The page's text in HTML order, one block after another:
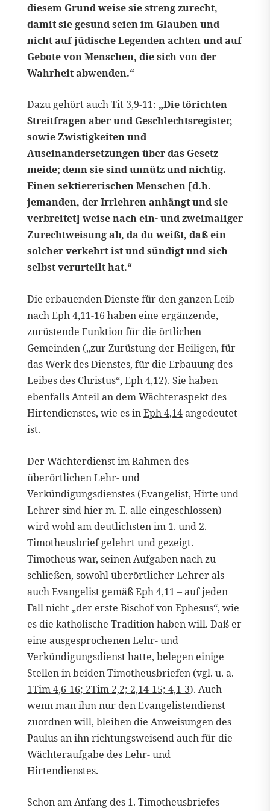
diesem Grund weise sie streng zurecht,
damit sie gesund seien im Glauben und
nicht auf jüdische Legenden achten und auf
Gebote von Menschen, die sich von der
Wahrheit abwenden.“
Dazu gehört auchTit 3,9-11: „Die törichten
Streitfragen aber und Geschlechtsregister,
sowie Zwistigkeiten und
Auseinandersetzungen über das Gesetz
meide; denn sie sind unnütz und nichtig.
Einen sektiererischen Menschen [d.h.
jemanden, der Irrlehren anhängt und sie
verbreitet] weise nach ein- und zweimaliger
Zurechtweisung ab, da du weißt, daß ein
solcher verkehrt ist und sündigt und sich
selbst verurteilt hat.“
Die erbauenden Dienste für den ganzen Leib
nachEph 4,11-16 haben eine ergänzende,
zurüstende Funktion für die örtlichen
Gemeinden („zur Zurüstung der Heiligen, für
das Werk des Dienstes, für die Erbauung des
Leibes des Christus“, Eph 4,12). Sie haben
ebenfalls Anteil an dem Wächteraspekt des
Hirtendienstes, wie es inEph 4,14angedeutet
ist.
Der Wächterdienst im Rahmen des
überörtlichen Lehr- und
Verkündigungsdienstes (Evangelist, Hirte und
Lehrer sind hier m. E. alle eingeschlossen)
wird wohl am deutlichsten im 1. und 2.
Timotheusbrief gelehrt und gezeigt.
Timotheus war, seinen Aufgaben nach zu
schließen, sowohl überörtlicher Lehrer als
auch Evangelist gemäßEph 4,11 – auf jeden
Fall nicht „der erste Bischof von Ephesus“, wie
es die katholische Tradition haben will. Daß er
eine ausgesprochenen Lehr- und
Verkündigungsdienst hatte, belegen einige
Stellen in beiden Timotheusbriefen (vgl. u. a.
1Tim 4,6-16; 2Tim 2,2; 2,14-15; 4,1-3). Auch
wenn man ihm nur den Evangelistendienst
zuordnen will, bleiben die Anweisungen des
Paulus an ihn richtungsweisend auch für die
Wächteraufgabe des Lehr- und
Hirtendienstes.
Schon am Anfang des 1. Timotheusbriefes